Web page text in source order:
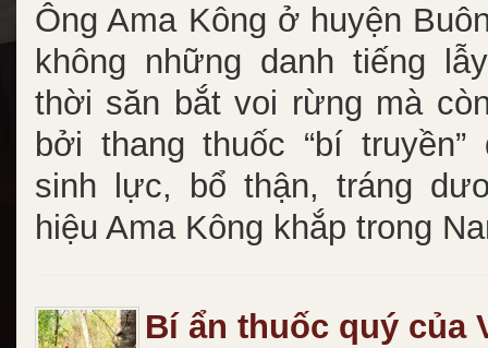
Ông Ama Kông ở huyện
không những danh tiếng
thời săn bắt voi rừng mà
bởi thang thuốc “bí
sinh lực, bổ thận, tráng
hiệu Ama Kông khắp trong
Bí ẩn thuốc quý của